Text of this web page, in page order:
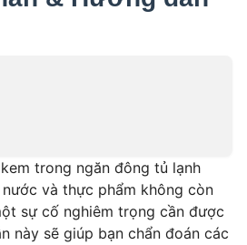
trong ngăn đông tủ lạnh
và thực phẩm không còn
sự cố nghiêm trọng cần được
này sẽ giúp bạn chẩn đoán các